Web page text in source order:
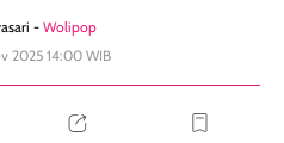
- Wolipop
2025 14:00 WIB